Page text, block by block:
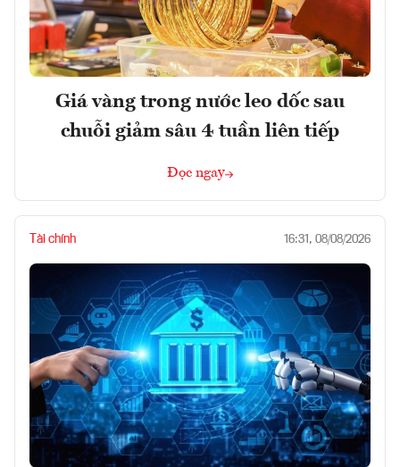
Giá vàng trong nước leo dốc sau
chuỗi giảm sâu 4 tuần liên tiếp
Đọc ngay
Tài chính 16:31, 08/08/2026